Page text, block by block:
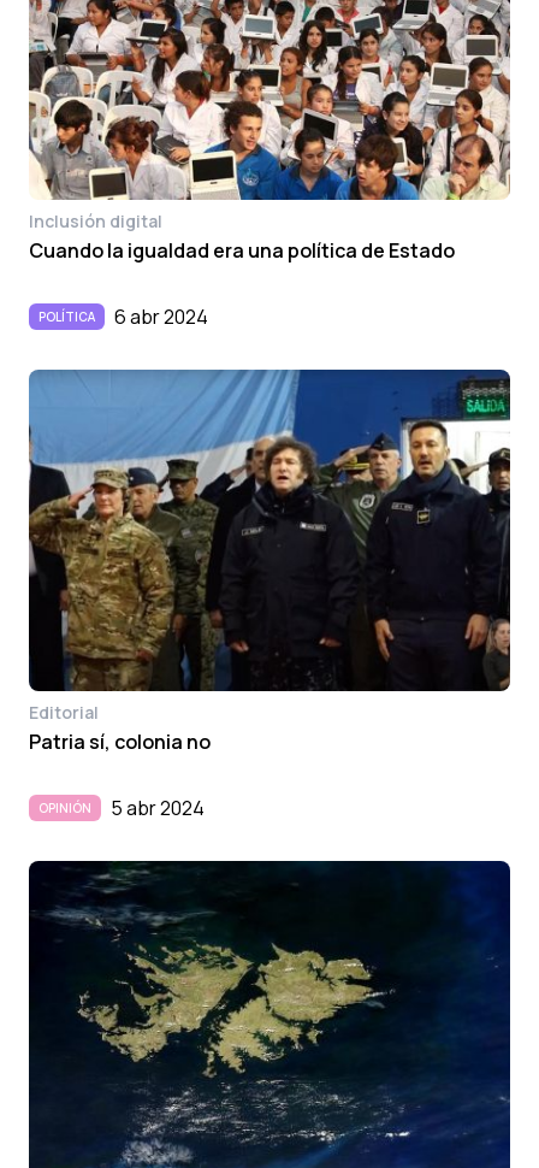
Inclusión digital
Cuando la igualdad era una política de Estado
POLÍTICA 6 abr 2024
Editorial
Patria sí, colonia no
OPINIÓN 5 abr 2024